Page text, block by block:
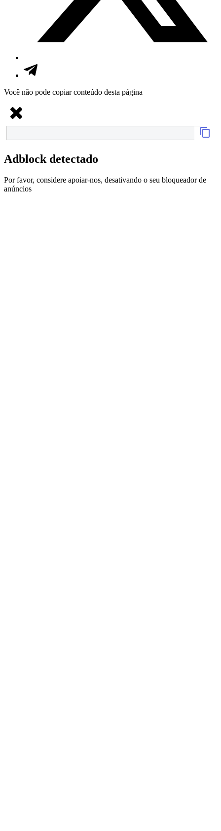
Você não pode copiar conteúdo desta página
Adblock detectado
Por favor, considere apoiar-nos, desativando o seu bloqueador de
anúncios